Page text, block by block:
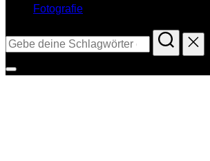
Fotografie
Suchen
Seitenleiste